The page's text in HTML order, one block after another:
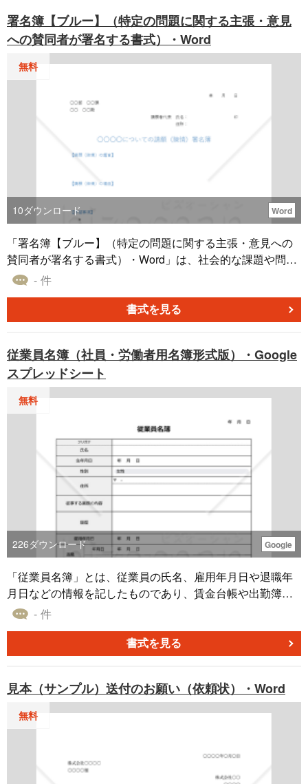
トを活用することで、建設業許可申請プロセスを効率化
し、スムーズに進めることができます。お役立ていただけ
れば幸いです。
署名簿【ブルー】（特定の問題に関する主張・意見
への賛同者が署名する書式）・Word
無料
10ダウンロード Word
「署名簿【ブルー】（特定の問題に関する主張・意見への
賛同者が署名する書式）・Word」は、社会的な課題や問題
に対する集団的な意見を結集するためのツールです。署名
的に示す重要な方法です。「自署」または「サイン」と同
義の署名は、本人の意思表示を表し、印鑑を加えたものは
簿は、署名を集め、組織化し、議論を形にする際に役立ち
ます。特定の問題に対して意見を集約し、それらを関係者
や意思決定者に届けることは、問題解決の一歩を踏み出す
重要なプロセスとなります。 テンプレートは無料でダウン
ロード可能です。Wordファイルのため、編集のしやすさと
カスタマイズの容易さが特徴です。どんな社会的課題も、
一つの署名から始まります。この署名簿を活用し、社会的
な変化を促進してみてはいかがでしょうか。
- 件
書式を見る
従業員名簿（社員・労働者用名簿形式版）・Google
スプレッドシート
無料
226ダウンロード Google
「従業員名簿」とは、従業員の氏名、雇用年月日や退職年
月日などの情報を記したものであり、賃金台帳や出勤簿と
合わせた「法定三帳簿」の1つです。従業員名簿は労働者名
1人でも従業員を雇い入れる場合には、労働基準法によって
作成が義務付けられています。そのため、作成や整備は労
成していない、記載された情報に不備があるといった場
合、是正勧告が言い渡されたり、罰金を支払ったりするこ
ともあります。 こちらは無料でダウンロードできる、名簿
シートで作成しており、性別をリストで選択できる仕様と
なっています。ぜひ、ご活用ください。
- 件
書式を見る
見本（サンプル）送付のお願い（依頼状）・Word
無料